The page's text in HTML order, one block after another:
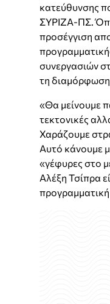
κατεύθυνσης
ΣΥΡΙΖΑ-ΠΣ.
προσέγγιση
συνεργασιών
τη διαμόρφωση
«Θα μείνουμε
τεκτονικές
Χαράζουμε
Αυτό κάνουμε
«γέφυρες στο
Αλέξη Τσίπρα
προγραμματική